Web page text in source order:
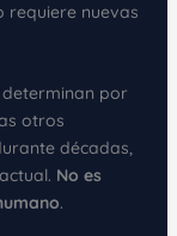
requiere nuevas
por
otros
décadas,
No es
.